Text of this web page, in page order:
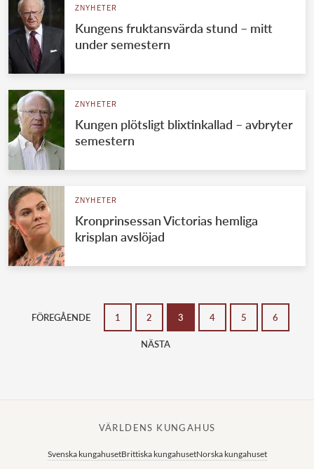
ZNYHETER
Kungens fruktansvärda stund – mitt
under semestern
ZNYHETER
Kungen plötsligt blixtinkallad – avbryter
semestern
ZNYHETER
Kronprinsessan Victorias hemliga
krisplan avslöjad
FÖREGÅENDE 1 2 3 4 5 6
NÄSTA
VÄRLDENS KUNGAHUS
Svenska kungahusetBrittiska kungahusetNorska kungahuset